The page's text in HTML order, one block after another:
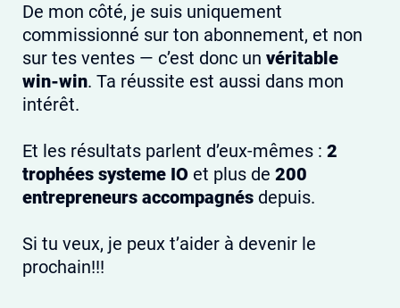
De mon côté, je suis uniquement
commissionné sur ton abonnement, et non
sur tes ventes — c’est donc un véritable
win-win. Ta réussite est aussi dans mon
intérêt.
Et les résultats parlent d’eux-mêmes : 2
trophées systeme IO et plus de 200
entrepreneurs accompagnés depuis.
Si tu veux, je peux t’aider à devenir le
prochain!!!